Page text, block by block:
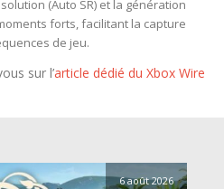
(Auto SR) et la génération
forts, facilitant la capture
de jeu.
sur l’article dédié du Xbox Wire
6 août 2026